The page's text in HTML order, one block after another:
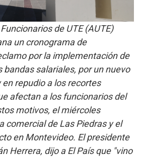
de UTE (AUTE)
un cronograma de
por la implementación de
bandas salariales, por un nuevo
repudio a los recortes
afectan a los funcionarios del
motivos, el miércoles
comercial de Las Piedras y el
en Montevideo. El presidente
Herrera, dijo a El País que "vino